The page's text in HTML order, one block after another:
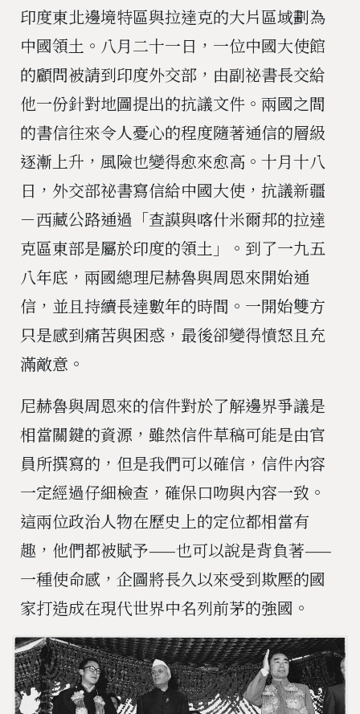
印度東北邊境特區與拉達克的大片區域劃為
中國領土。八月二十一日，一位中國大使館
的顧問被請到印度外交部，由副祕書長交給
他一份針對地圖提出的抗議文件。兩國之間
的書信往來令人憂心的程度隨著通信的層級
逐漸上升，風險也變得愈來愈高。十月十八
日，外交部祕書寫信給中國大使，抗議新疆
－西藏公路通過「查謨與喀什米爾邦的拉達
克區東部是屬於印度的領土」。到了一九五
八年底，兩國總理尼赫魯與周恩來開始通
信，並且持續長達數年的時間。一開始雙方
只是感到痛苦與困惑，最後卻變得憤怒且充
滿敵意。
尼赫魯與周恩來的信件對於了解邊界爭議是
相當關鍵的資源，雖然信件草稿可能是由官
員所撰寫的，但是我們可以確信，信件內容
一定經過仔細檢查，確保口吻與內容一致。
這兩位政治人物在歷史上的定位都相當有
趣，他們都被賦予——也可以說是背負著——
一種使命感，企圖將長久以來受到欺壓的國
家打造成在現代世界中名列前茅的強國。